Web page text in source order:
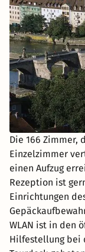
Die 166 Zimmer,
Einzelzimmer
einen Aufzug
Rezeption ist
Einrichtungen
WLAN ist in den
Hilfestellung bei